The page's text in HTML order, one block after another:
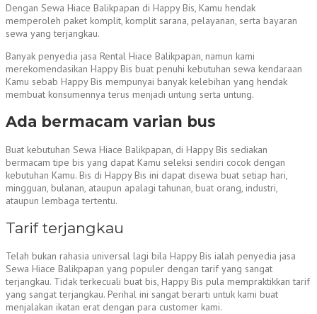
Dengan Sewa Hiace Balikpapan di Happy Bis, Kamu hendak
memperoleh paket komplit, komplit sarana, pelayanan, serta bayaran
sewa yang terjangkau.
Banyak penyedia jasa Rental Hiace Balikpapan, namun kami
merekomendasikan Happy Bis buat penuhi kebutuhan sewa kendaraan
Kamu sebab Happy Bis mempunyai banyak kelebihan yang hendak
membuat konsumennya terus menjadi untung serta untung.
Ada bermacam varian bus
Buat kebutuhan Sewa Hiace Balikpapan, di Happy Bis sediakan
bermacam tipe bis yang dapat Kamu seleksi sendiri cocok dengan
kebutuhan Kamu. Bis di Happy Bis ini dapat disewa buat setiap hari,
mingguan, bulanan, ataupun apalagi tahunan, buat orang, industri,
ataupun lembaga tertentu.
Tarif terjangkau
Telah bukan rahasia universal lagi bila Happy Bis ialah penyedia jasa
Sewa Hiace Balikpapan yang populer dengan tarif yang sangat
terjangkau. Tidak terkecuali buat bis, Happy Bis pula mempraktikkan tarif
yang sangat terjangkau. Perihal ini sangat berarti untuk kami buat
menjalakan ikatan erat dengan para customer kami.